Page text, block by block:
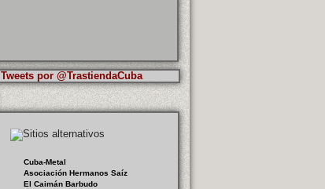
Tweets por @TrastiendaCuba
Cuba-Metal
Asociación Hermanos Saíz
El Caimán Barbudo